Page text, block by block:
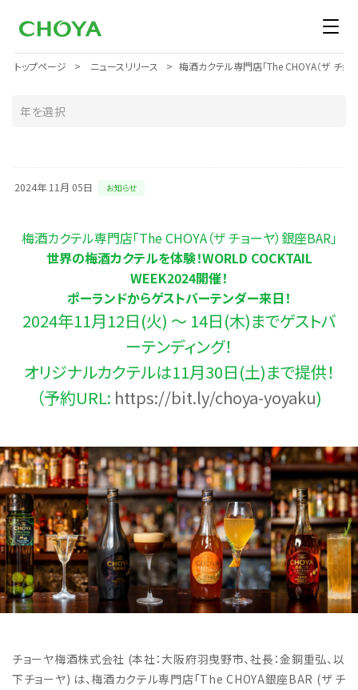
トップページ ニュースリリース 梅酒カクテル専門店「The CHOYA（ザ チョ
2024年 11月 05日 お知らせ
梅酒カクテル専門店「The CHOYA（ザ チョーヤ）銀座BAR」
世界の梅酒カクテルを体験！WORLD COCKTAIL
WEEK2024開催！
ポーランドからゲストバーテンダー来日！
2024年11月12日(火) ～ 14日(木)までゲストバ
ーテンディング！
オリジナルカクテルは11月30日(土)まで提供！
（予約URL: https://bit.ly/choya-yoyaku)
チョーヤ梅酒株式会社 (本社：大阪府羽曳野市、社長：金銅重弘、以
下チョーヤ) は、梅酒カクテル専門店「The CHOYA銀座BAR (ザ チ